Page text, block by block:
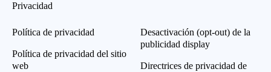
Privacidad
Política de privacidad
Política de privacidad del sitio
web
Desactivación (opt-out) de la
publicidad display
Directrices de privacidad de